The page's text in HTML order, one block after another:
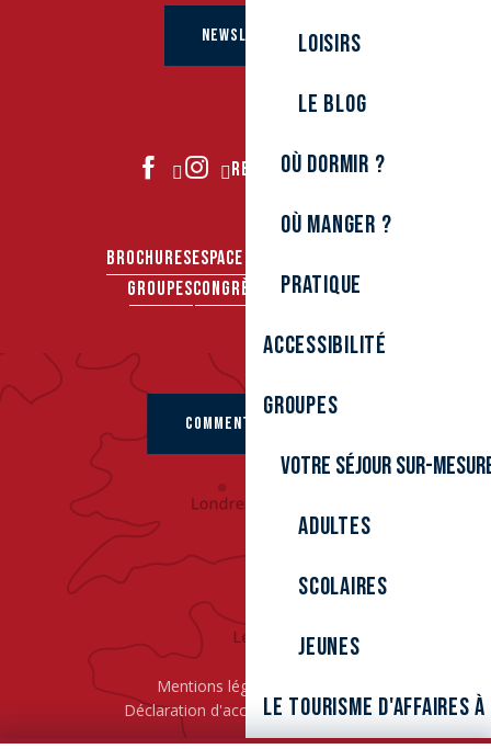
Loisirs
Le Blog
Où dormir ?
Où manger ?
Pratique
Accessibilité
Groupes
Votre séjour sur-
Adultes
Scolaires
Jeunes
Le tourisme d'affaires à
NEWSLETTER
REJOIGNEZ-NOUS
BROCHURESESPACE PRO
GROUPESCONGRÈS & SÉMINAIRES
Mentions légales
Déclaration d'accessibilité
L’ÉPIC
COMMENT VENIR ?